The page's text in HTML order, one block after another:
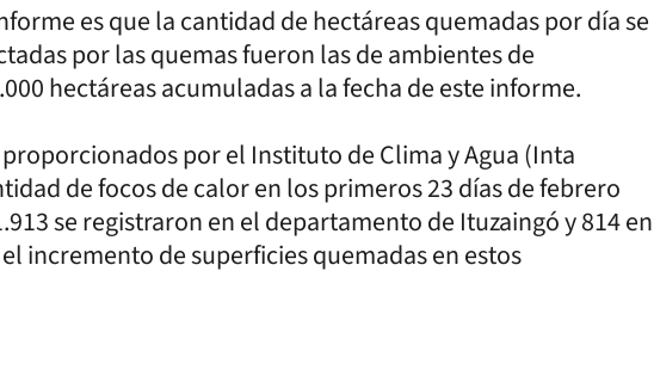
es que la cantidad de hectáreas quemadas por día se
por las quemas fueron las de ambientes de
hectáreas acumuladas a la fecha de este informe.
por el Instituto de Clima y Agua (Inta
de focos de calor en los primeros 23 días de febrero
se registraron en el departamento de Ituzaingó y 814 en
incremento de superficies quemadas en estos